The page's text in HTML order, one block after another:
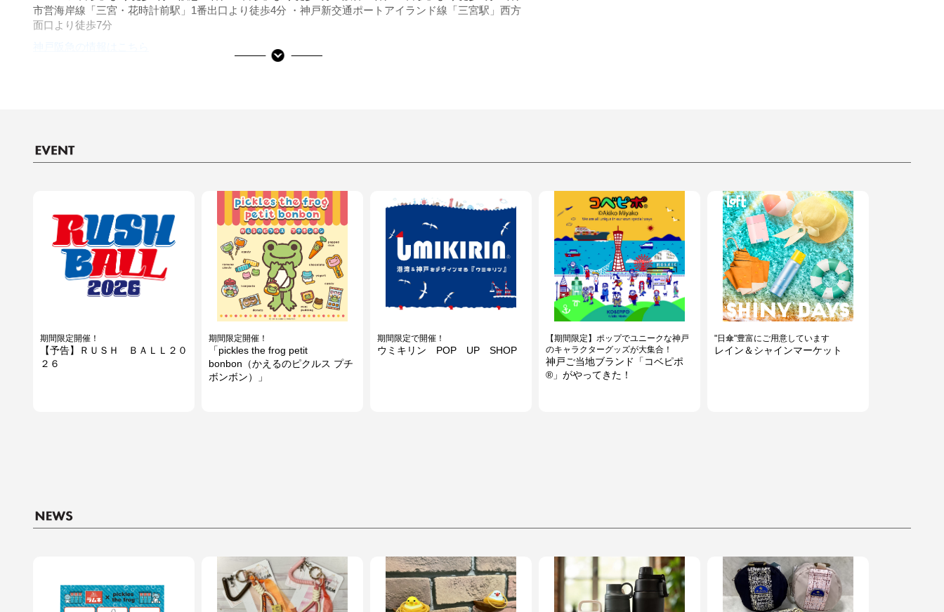
市営海岸線「三宮・花時計前駅」1番出口より徒歩4分 ・神戸新交通ポートアイランド線「三宮駅」西方
面口より徒歩7分
期間限定開催！
【予告】ＲＵＳＨ ＢＡＬＬ２０
２６
期間限定開催！
「pickles the frog petit
bonbon（かえるのピクルス プチ
ボンボン）」
期間限定で開催！
ウミキリン POP UP SHOP
【期間限定】ポップでユニークな神戸
のキャラクターグッズが大集合！
神戸ご当地ブランド「コベピポ
®」がやってきた！
"日傘"豊富にご用意しています
レイン＆シャインマーケット